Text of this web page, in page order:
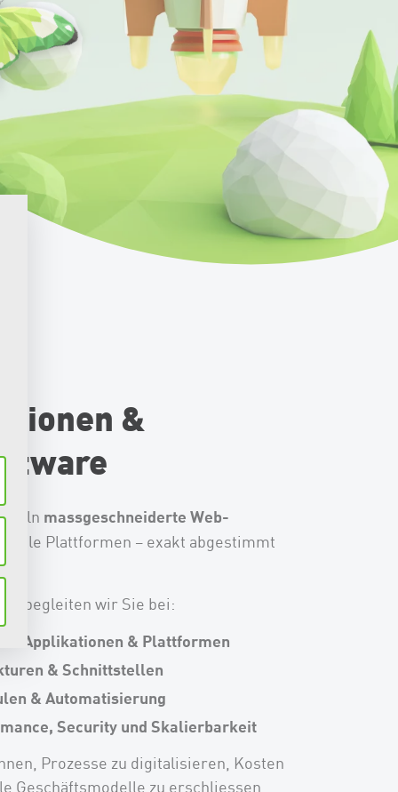
&
massgeschneiderte Web-
Plattformen – exakt abgestimmt
begleiten wir Sie bei:
Applikationen & Plattformen
& Schnittstellen
& Automatisierung
Security und Skalierbarkeit
Prozesse zu digitalisieren, Kosten
Geschäftsmodelle zu erschliessen.